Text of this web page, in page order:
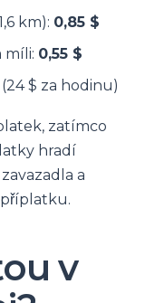
km): 0,85 $
míli: 0,55 $
(24 $ za hodinu)
zatímco
hradí
a
v